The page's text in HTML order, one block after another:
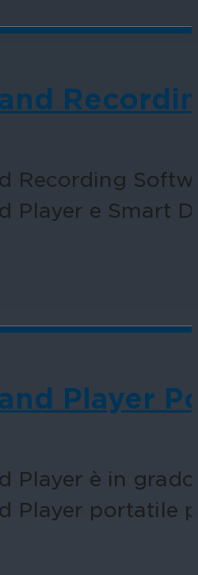
Recording
Player e Smart
Player
Player è in
Player portatile